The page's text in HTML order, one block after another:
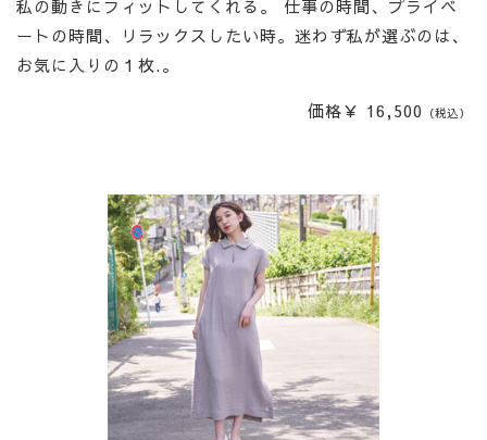
私の動きにフィットしてくれる。 仕事の時間、プライベ
ートの時間、リラックスしたい時。迷わず私が選ぶのは、
お気に入りの１枚.。
価格￥ 16,500 （税込）